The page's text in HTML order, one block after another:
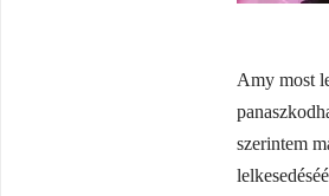
Amy most
szerintem